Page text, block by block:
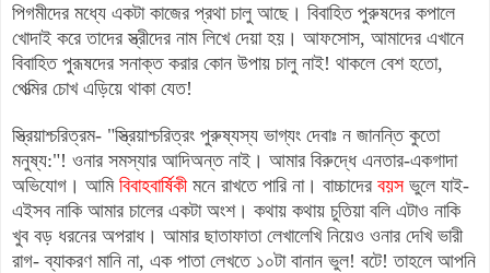
পিগমীদের মধ্যে একটা কাজের প্রথা চালু আছে। বিবাহিত পুরুষদের কপালে
খোদাই করে তাদের স্ত্রীদের নাম লিখে দেয়া হয়। আফসোস, আমাদের এখানে
বিবাহিত পুরূষদের সনাক্ত করার কোন উপায় চালু নাই! থাকলে বেশ হতো,
পেত্মির চোখ এড়িয়ে থাকা যেত!
স্ত্রিয়াশ্চরিত্রম- "স্ত্রিয়াশ্চরিত্রং পুরুষ্যস্য ভাগ্যং দেবাঃ ন জানন্তি কুতো
মনুষ্য:‍"! ওনার সমস্যার আদিঅন্ত নাই । আমার বিরুদ্ধে এনতার-একগাদা
অভিযোগ । আমি বিবাহবার্ষিকী মনে রাখতে পারি না। বাচ্চাদের বয়সভুলে যাই-
এইসব নাকি আমার চালের একটা অংশ। কথায় কথায় চুতিয়া বলি এটাও নাকি
খুব বড় ধরনের অপরাধ। আমার ছাতাফাতা লেখালেখি নিয়েও ওনার দেখি ভারী
রাগ- ব্যাকরণ মানি না, এক পাতা লেখতে ১০টা বানান ভুল! বটে! তাহলে আপনি